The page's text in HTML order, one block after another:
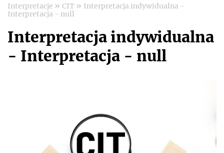
Interpretacje » CIT » Interpretacja indywidualna -
Interpretacja - null
Interpretacja indywidualna
- Interpretacja - null